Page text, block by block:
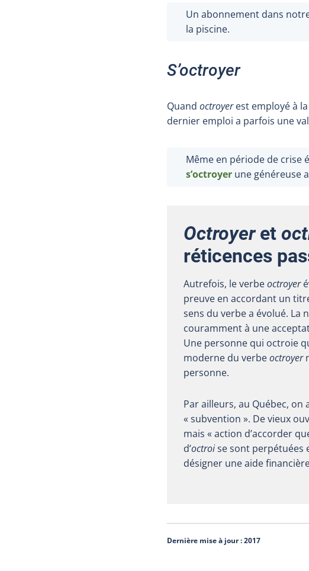
Un abonnement dans
la piscine.
S’octroyer
Quand octroyerest employé à
dernier emploi a parfois une
Même en période de crise
s’octroyer une généreuse
Octroyeret
réticences
Autrefois, le verbeoctroyer
preuve en accordant un
sens du verbe a évolué. La
couramment à une
Une personne qui octroie
moderne du verbeoctroyer
personne.
Par ailleurs, au Québec,
« subvention ». De vieux
mais « action d’accorder
d’octroise sont perpétuées
désigner une aide
Dernière mise à jour :2017